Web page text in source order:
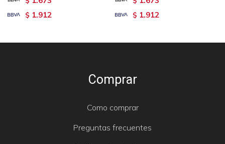
$ 1.912 $ 1.912
Comprar
Como comprar
Preguntas frecuentes